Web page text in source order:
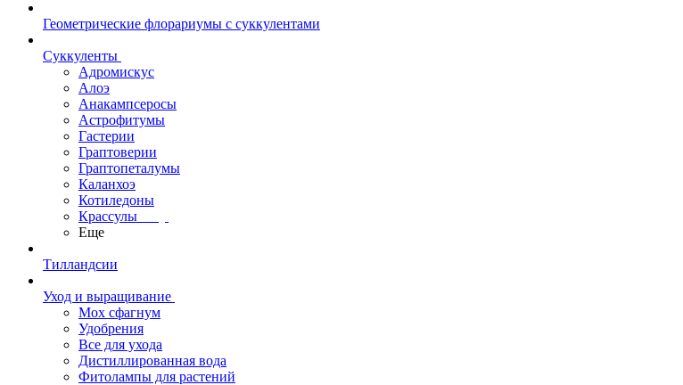
Геометрические флорариумы с суккулентами
Суккуленты
Адромискус
Алоэ
Анакампсеросы
Астрофитумы
Гастерии
Граптоверии
Граптопеталумы
Каланхоэ
Котиледоны
Крассулы
Еще
Тилландсии
Уход и выращивание
Мох сфагнум
Удобрения
Все для ухода
Дистиллированная вода
Фитолампы для растений